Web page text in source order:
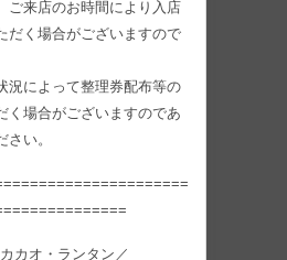
ご来店のお時間により入店
だく場合がございますので
況によって整理券配布等の
く場合がございますのであ
い。
カオ・ランタン／